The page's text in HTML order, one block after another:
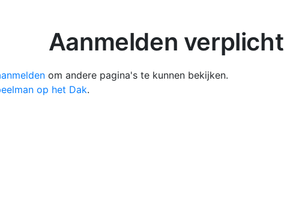
Aanmelden verplicht
om andere pagina's te kunnen bekijken.
op het Dak.